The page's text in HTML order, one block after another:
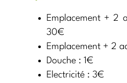
Emplacement + 2
30€
Emplacement + 2
Douche : 1€
Electricité : 3€